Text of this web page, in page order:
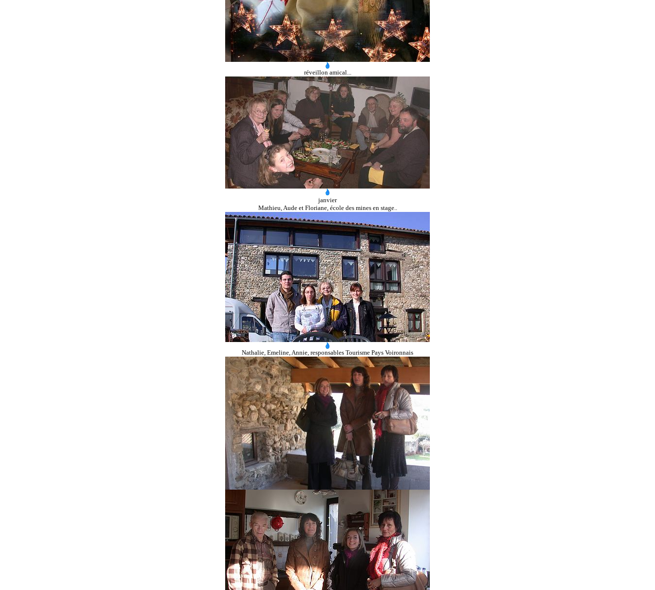
réveillon amical...
janvier
Mathieu, Aude et Floriane, école des mines en stage..
Nathalie, Emeline, Annie, responsables Tourisme Pays Voironnais